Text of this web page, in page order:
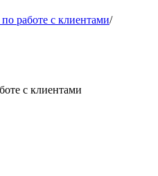
работе с клиентами/
с клиентами